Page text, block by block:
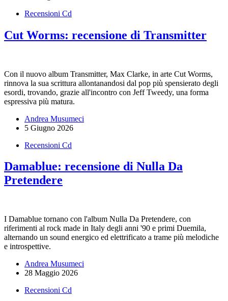
Recensioni Cd
Cut Worms: recensione di Transmitter
Con il nuovo album Transmitter, Max Clarke, in arte Cut Worms,
rinnova la sua scrittura allontanandosi dal pop più spensierato degli
esordi, trovando, grazie all'incontro con Jeff Tweedy, una forma
espressiva più matura.
Andrea Musumeci
5 Giugno 2026
Recensioni Cd
Damablue: recensione di Nulla Da
Pretendere
I Damablue tornano con l'album Nulla Da Pretendere, con
riferimenti al rock made in Italy degli anni '90 e primi Duemila,
alternando un sound energico ed elettrificato a trame più melodiche
e introspettive.
Andrea Musumeci
28 Maggio 2026
Recensioni Cd